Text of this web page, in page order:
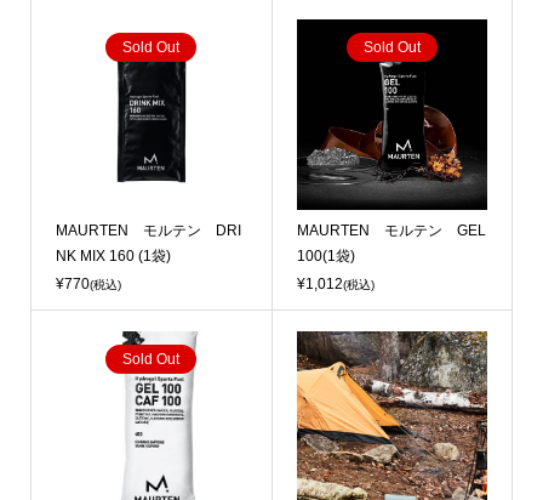
Sold Out
MAURTEN モルテン DRI
NK MIX 160 (1袋)
¥770(税込)
Sold Out
MAURTEN モルテン GEL
100(1袋)
¥1,012(税込)
Sold Out